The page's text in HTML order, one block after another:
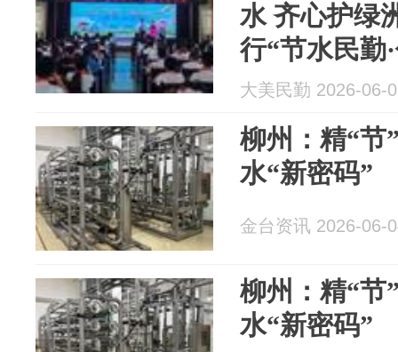
水 齐心护
行“节水民勤
大美民勤 2026-06-
柳州：精“节
水“新密码”
金台资讯 2026-06-
柳州：精“节
水“新密码”